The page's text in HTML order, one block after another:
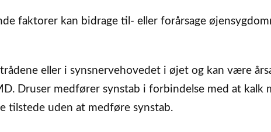
faktorer kan bidrage til- eller forårsage
eller i synsnervehovedet i øjet og kan være
Druser medfører synstab i forbindelse med at kalk
tilstede uden at medføre synstab.